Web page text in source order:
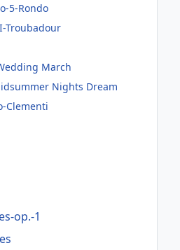
5-Rondo
Troubadour
March
Nights Dream
Clementi
op.-1